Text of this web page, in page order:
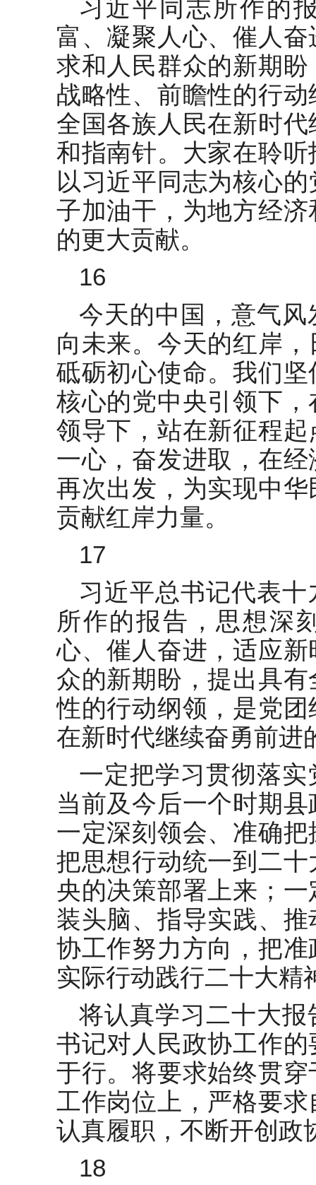
习近平同志所作的
富、凝聚人心、催人
求和人民群众的新期
战略性、前瞻性的行
全国各族人民在新时
和指南针。大家在聆
以习近平同志为核心
子加油干，为地方经
的更大贡献。
16
今天的中国，意气
向未来。今天的红岸
砥砺初心使命。我们
核心的党中央引领下
领导下，站在新征程
一心，奋发进取，在
再次出发，为实现中
贡献红岸力量。
17
习近平总书记代表
所作的报告，思想深
心、催人奋进，适应
众的新期盼，提出具
性的行动纲领，是党
在新时代继续奋勇前进
一定把学习贯彻落
当前及今后一个时期
一定深刻领会、准确
把思想行动统一到二
央的决策部署上来；
装头脑、指导实践、
协工作努力方向，把
实际行动践行二十大精
将认真学习二十大
书记对人民政协工作
于行。将要求始终贯
工作岗位上，严格要
认真履职，不断开创政
18